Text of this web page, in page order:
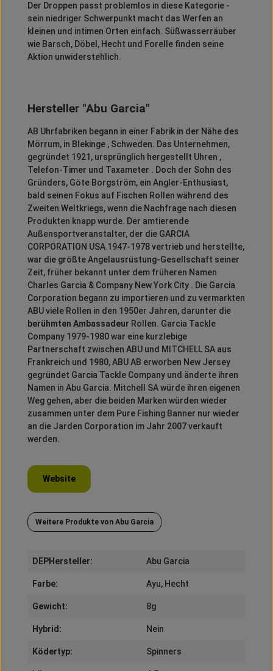
Der Droppen passt problemlos in diese Kategorie -
sein niedriger Schwerpunkt macht das Werfen an
kleinen und intimen Orten einfach. Süßwasserräuber
wie Barsch, Döbel, Hecht und Forelle finden seine
Aktion unwiderstehlich.
Hersteller "Abu Garcia"
AB Uhrfabriken begann in einer Fabrik in der Nähe des
Mörrum, in Blekinge , Schweden. Das Unternehmen,
gegründet 1921, ursprünglich hergestellt Uhren ,
Telefon-Timer und Taxameter . Doch der Sohn des
Gründers, Göte Borgström, ein Angler-Enthusiast,
bald seinen Fokus auf Fischen Rollen während des
Zweiten Weltkriegs, wenn die Nachfrage nach diesen
Produkten knapp wurde. Der amtierende
Außensportveranstalter, der die GARCIA
CORPORATION USA 1947-1978 vertrieb und herstellte,
war die größte Angelausrüstung-Gesellschaft seiner
Zeit, früher bekannt unter dem früheren Namen
Charles Garcia & Company New York City . Die Garcia
Corporation begann zu importieren und zu vermarkten
ABU viele Rollen in den 1950er Jahren, darunter die
berühmten Ambassadeur Rollen. Garcia Tackle
Company 1979-1980 war eine kurzlebige
Partnerschaft zwischen ABU und MITCHELL SA aus
Frankreich und 1980, ABU AB erworben New Jersey
gegründet Garcia Tackle Company und änderte ihren
Namen in Abu Garcia. Mitchell SA würde ihren eigenen
Weg gehen, aber die beiden Marken würden wieder
zusammen unter dem Pure Fishing Banner nur wieder
an die Jarden Corporation im Jahr 2007 verkauft
werden.
Website
Weitere Produkte von Abu Garcia
DEPHersteller: Abu Garcia
Farbe: Ayu, Hecht
Gewicht: 8g
Hybrid: Nein
Ködertyp: Spinners